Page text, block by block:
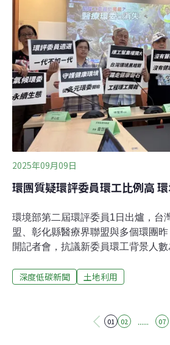
至少須提升至52%，才能符合淨零
碳52% 才能達成2050淨零台灣氣候
聯合國發展總署、氣候追蹤器、國
與智庫，從「與淨零路徑相符」、「
策略」、「整體氣候政策一致性」
制」、「公正轉型」五個要素檢視
有三項不符合，另有兩項部分符合
2025年09月09日
環團質疑環評委員環工比例高
環境部第二屆環評委員1日出爐，台
盟、彰化縣醫療界聯盟與多個環團
開記者會，抗議新委員環工背景人
過高」，其實涵蓋空氣品質、水資
盟創會理事長葉光芃指出，盤點歷
深度低碳新聞 土地利用
01 02 ...... 07